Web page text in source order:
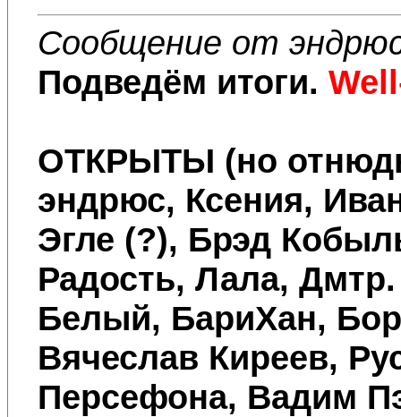
Сообщение от
Подведём итоги.
ОТКРЫТЫ (но
эндрюс, Ксения,
Эгле (?), Брэд
Радость, Лала,
Белый, БариХан,
Вячеслав Киреев,
Персефона, Вадим